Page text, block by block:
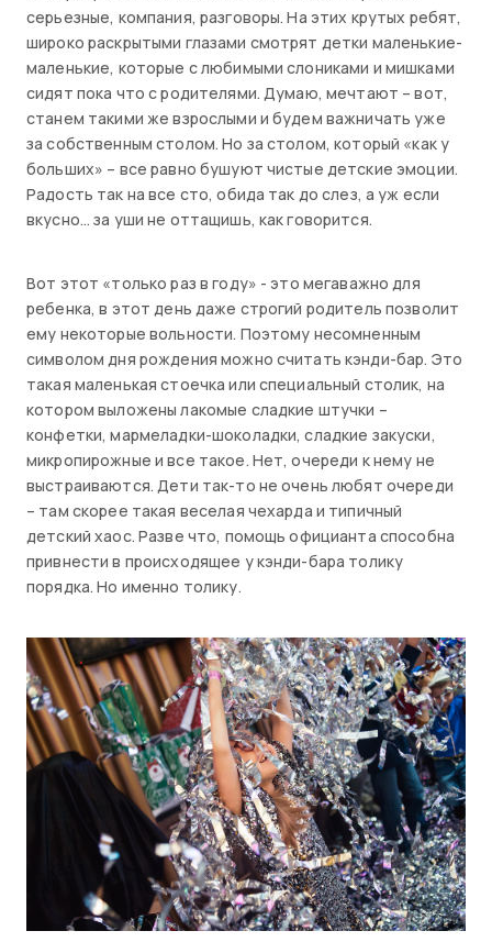
серьезные, компания, разговоры. На этих крутых ребят,
широко раскрытыми глазами смотрят детки маленькие-
маленькие, которые с любимыми слониками и мишками
сидят пока что с родителями. Думаю, мечтают – вот,
станем такими же взрослыми и будем важничать уже
за собственным столом. Но за столом, который «как у
больших» – все равно бушуют чистые детские эмоции.
Радость так на все сто, обида так до слез, а уж если
вкусно… за уши не оттащишь, как говорится.
Вот этот «только раз в году» - это мегаважно для
ребенка, в этот день даже строгий родитель позволит
ему некоторые вольности. Поэтому несомненным
символом дня рождения можно считать кэнди-бар. Это
такая маленькая стоечка или специальный столик, на
котором выложены лакомые сладкие штучки –
конфетки, мармеладки-шоколадки, сладкие закуски,
микропирожные и все такое. Нет, очереди к нему не
выстраиваются. Дети так-то не очень любят очереди
– там скорее такая веселая чехарда и типичный
детский хаос. Разве что, помощь официанта способна
привнести в происходящее у кэнди-бара толику
порядка. Но именно толику.